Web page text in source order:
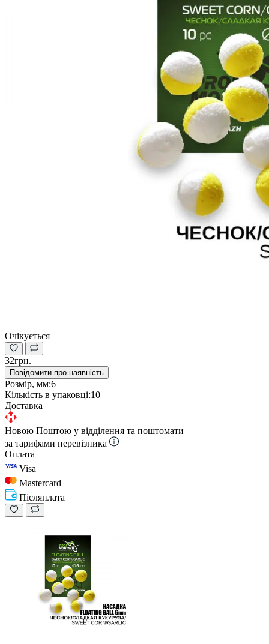
Очікується
32грн.
Повідомити про наявність
Розмір, мм:6
Кількість в упаковці:10
Доставка
Новою Поштою у відділення та поштомати
за тарифами перевізника
Оплата
Visa
Mastercard
Післяплата